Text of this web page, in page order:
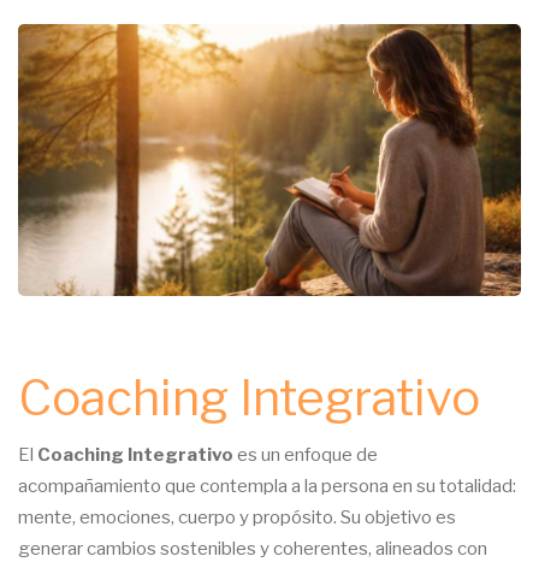
Coaching Integrativo
El Coaching Integrativo es un enfoque de
acompañamiento que contempla a la persona en su totalidad:
mente, emociones, cuerpo y propósito. Su objetivo es
generar cambios sostenibles y coherentes, alineados con